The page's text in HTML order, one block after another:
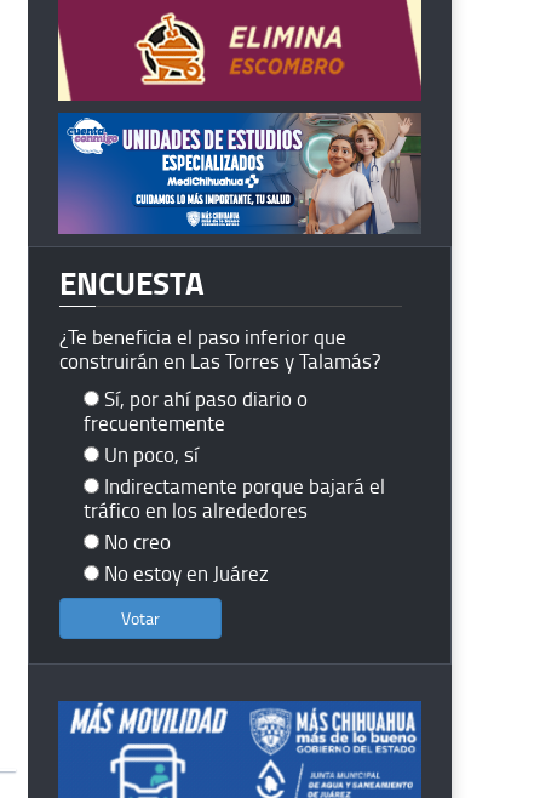
ENCUESTA
¿Te beneficia el paso inferior que
construirán en Las Torres y Talamás?
Sí, por ahí paso diario o
frecuentemente
Un poco, sí
Indirectamente porque bajará el
tráfico en los alrededores
No creo
No estoy en Juárez